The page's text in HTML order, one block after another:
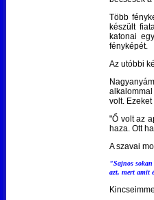
Több
készült
katonai
fényképét.
Az utóbbi
volt.
"Ő volt az
haza. Ott
A szavai
"Sajnos
azt, mert amit